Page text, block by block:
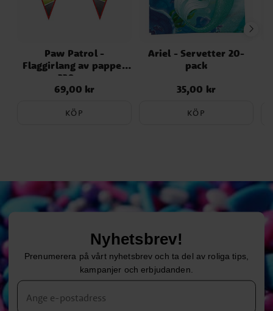
Paw Patrol -
Flaggirlang av papper
230 cm
Pris:69,00 kr
69,00 kr
KÖP
Ariel - Servetter 20-
pack
Pris:35,00 kr
35,00 kr
KÖP
Nyhetsbrev!
Prenumerera på vårt nyhetsbrev och ta del av roliga tips,
kampanjer och erbjudanden.